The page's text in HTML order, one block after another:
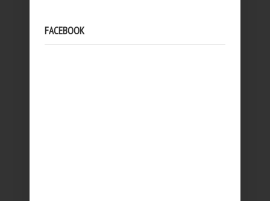
FACEBOOK